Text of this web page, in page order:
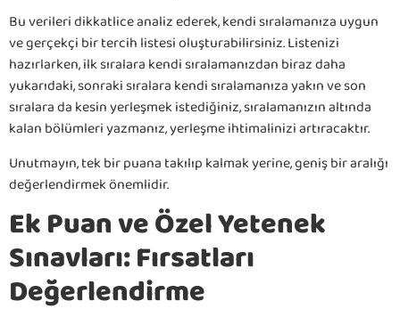
Bu verileri dikkatlice analiz ederek, kendi sıralamanıza uygun
ve gerçekçi bir tercih listesi oluşturabilirsiniz. Listenizi
hazırlarken, ilk sıralara kendi sıralamanızdan biraz daha
yukarıdaki, sonraki sıralara kendi sıralamanıza yakın ve son
sıralara da kesin yerleşmek istediğiniz, sıralamanızın altında
kalan bölümleri yazmanız, yerleşme ihtimalinizi artıracaktır.
Unutmayın, tek bir puana takılıp kalmak yerine, geniş bir aralığı
değerlendirmek önemlidir.
Ek Puan ve Özel Yetenek
Sınavları: Fırsatları
Değerlendirme